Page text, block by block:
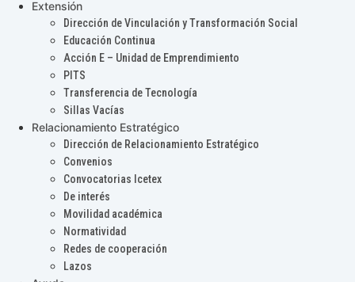
Extensión
Dirección de Vinculación y Transformación Social
Educación Continua
Acción E – Unidad de Emprendimiento
PITS
Transferencia de Tecnología
Sillas Vacías
Relacionamiento Estratégico
Dirección de Relacionamiento Estratégico
Convenios
Convocatorias Icetex
De interés
Movilidad académica
Normatividad
Redes de cooperación
Lazos